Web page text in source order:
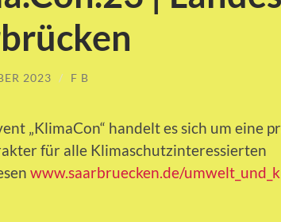
2023 / F B
„KlimaCon“ handelt es sich um eine
für alle Klimaschutzinteressierten
www.saarbruecken.de/